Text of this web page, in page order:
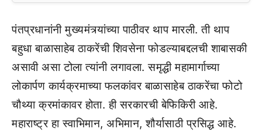
पंतप्रधानांनी मुख्यमंत्र्यांच्या पाठीवर थाप मारली. ती थाप
बहुधा बाळासाहेब ठाकरेंची शिवसेना फोडल्याबद्दलची शाबासकी
असावी असा टोला त्यांनी लगावला. समृद्धी महामार्गाच्या
लोकार्पण कार्यक्रमाच्या फलकांवर बाळासाहेब ठाकरेंचा फोटो
चौथ्या क्रमांकावर होता. ही सरकारची बेफिकिरी आहे.
महाराष्ट्र हा स्वाभिमान, अभिमान, शौर्यासाठी प्रसिद्ध आहे.